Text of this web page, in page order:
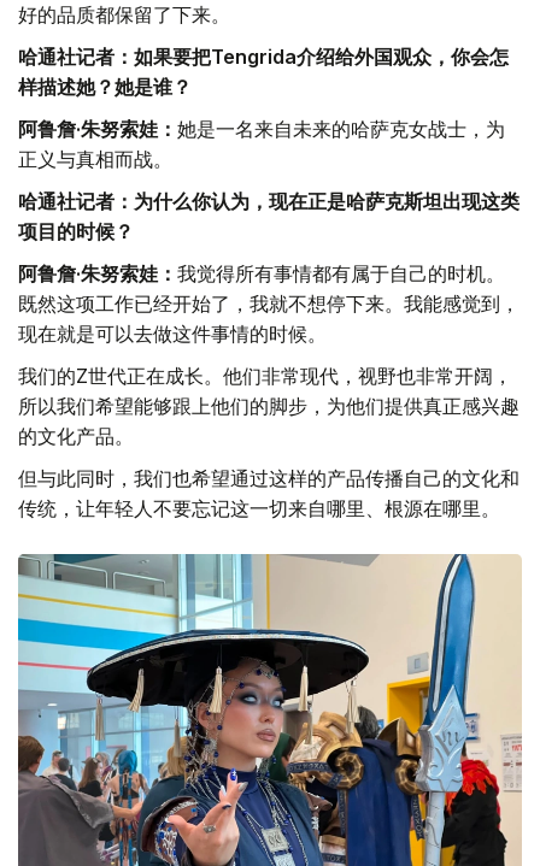
好的品质都保留了下来。
哈通社记者：如果要把Tengrida介绍给外国观众，你会怎
样描述她？她是谁？
阿鲁詹·朱努索娃： 她是一名来自未来的哈萨克女战士，为
正义与真相而战。
哈通社记者：为什么你认为，现在正是哈萨克斯坦出现这类
项目的时候？
阿鲁詹·朱努索娃： 我觉得所有事情都有属于自己的时机。
既然这项工作已经开始了，我就不想停下来。我能感觉到，
现在就是可以去做这件事情的时候。
我们的Z世代正在成长。他们非常现代，视野也非常开阔，
所以我们希望能够跟上他们的脚步，为他们提供真正感兴趣
的文化产品。
但与此同时，我们也希望通过这样的产品传播自己的文化和
传统，让年轻人不要忘记这一切来自哪里、根源在哪里。